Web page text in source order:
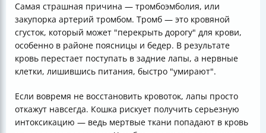
Самая страшная причина — тромбоэмболия, или
закупорка артерий тромбом. Тромб — это кровяной
сгусток, который может "перекрыть дорогу" для крови,
особенно в районе поясницы и бедер. В результате
кровь перестает поступать в задние лапы, а нервные
клетки, лишившись питания, быстро "умирают".
Если вовремя не восстановить кровоток, лапы просто
откажут навсегда. Кошка рискует получить серьезную
интоксикацию — ведь мертвые ткани попадают в кровь